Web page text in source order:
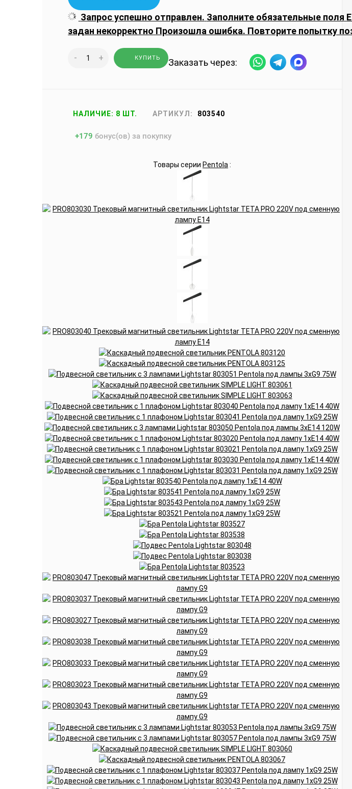
Запрос успешно отправлен. Заполните обязательные поля
задан некорректно Произошла ошибка. Повторите попытку
- + КУПИТЬ Заказать через:
НАЛИЧИЕ: 8 ШТ. АРТИКУЛ: 803540
+179 бонус(ов) за покупку
Товары серии Pentola :